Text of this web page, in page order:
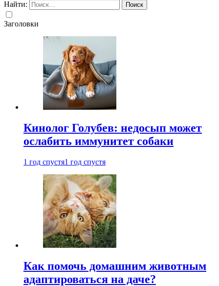
Найти:
Заголовки
Кинолог Голубев: недосып может
ослабить иммунитет собаки
1 год спустя1 год спустя
Как помочь домашним животным
адаптироваться на даче?